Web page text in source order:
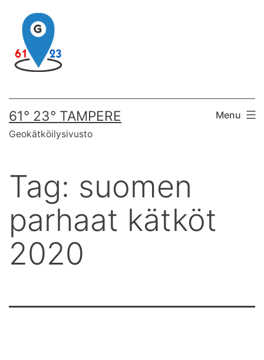
content
61° 23° TAMPERE
Geokätköilysivusto
Menu
Tag: suomen
parhaat kätköt
2020